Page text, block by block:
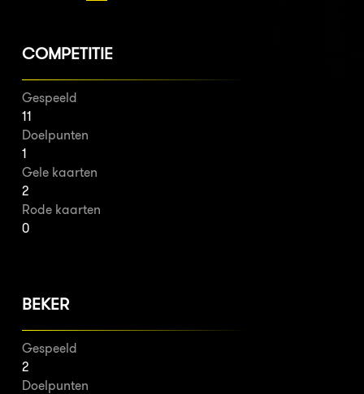
COMPETITIE
Gespeeld
11
Doelpunten
1
Gele kaarten
2
Rode kaarten
0
BEKER
Gespeeld
2
Doelpunten